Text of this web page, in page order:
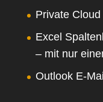
Private
Excel
– mit nur
Outlook E-